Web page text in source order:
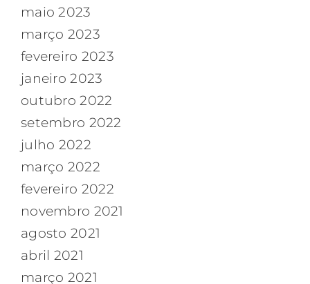
maio 2023
março 2023
fevereiro 2023
janeiro 2023
outubro 2022
setembro 2022
julho 2022
março 2022
fevereiro 2022
novembro 2021
agosto 2021
abril 2021
março 2021